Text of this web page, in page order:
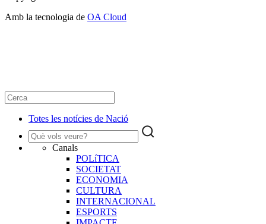
Amb la tecnologia de OA Cloud
Totes les notícies de Nació
Canals
POLíTICA
SOCIETAT
ECONOMIA
CULTURA
INTERNACIONAL
ESPORTS